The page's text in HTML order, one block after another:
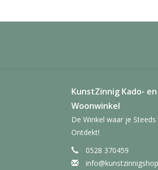
KunstZinnig Kado- en
Woonwinkel
De Winkel waar je
Ontdekt!
0528 370459